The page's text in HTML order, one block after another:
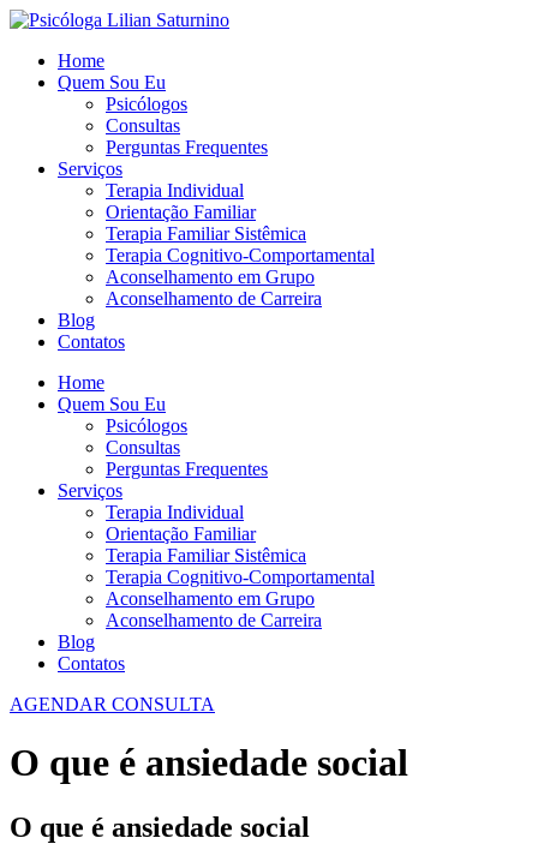
Home
Quem Sou Eu
Psicólogos
Consultas
Perguntas Frequentes
Serviços
Terapia Individual
Orientação Familiar
Terapia Familiar Sistêmica
Terapia Cognitivo-Comportamental
Aconselhamento em Grupo
Aconselhamento de Carreira
Blog
Contatos
Home
Quem Sou Eu
Psicólogos
Consultas
Perguntas Frequentes
Serviços
Terapia Individual
Orientação Familiar
Terapia Familiar Sistêmica
Terapia Cognitivo-Comportamental
Aconselhamento em Grupo
Aconselhamento de Carreira
Blog
Contatos
AGENDAR CONSULTA
O que é ansiedade social
O que é ansiedade social